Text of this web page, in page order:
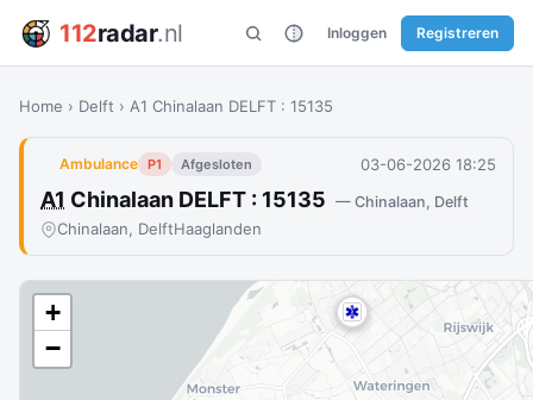
112radar.nl Inloggen Registreren
Home › Delft › A1 Chinalaan DELFT : 15135
Ambulance P1 Afgesloten 03-06-2026 18:25
A1 Chinalaan DELFT : 15135 — Chinalaan, Delft
Chinalaan, DelftHaaglanden
+
−